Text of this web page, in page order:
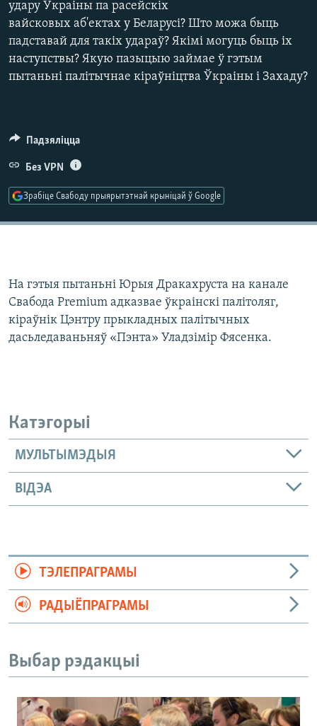
КУЛЬТУРА
МОВА
удару Ўкраіны па расейскіх
вайсковых аб'ектах у Беларусі? Што можа быць
падставай для такіх удараў? Якімі могуць быць іх
наступствы? Якую пазыцыю займае ў гэтым
пытаньні палітычнае кіраўніцтва Ўкраіны і Захаду?
Падзяліцца
Без VPN
Зрабіце Свабоду прыярытэтнай крыніцай ў Google
На гэтыя пытаньні Юрыя Дракахруста на канале
Свабода Premium адказвае ўкраінскі палітоляг,
кіраўнік Цэнтру прыкладных палітычных
дасьледаваньняў «Пэнта» Уладзімір Фясенка.
Катэгорыі
МУЛЬТЫМЭДЫЯ
ВІДЭА
ТЭЛЕПРАГРАМЫ
РАДЫЁПРАГРАМЫ
Выбар рэдакцыі